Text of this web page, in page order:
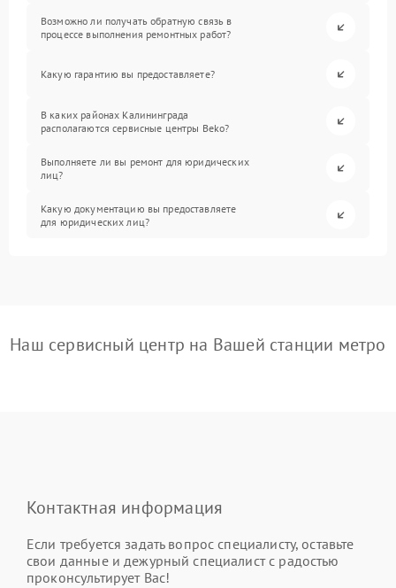
Возможно ли получать обратную связь в
процессе выполнения ремонтных работ?
Какую гарантию вы предоставляете?
В каких районах Калининграда
располагаются сервисные центры Beko?
Выполняете ли вы ремонт для юридических
лиц?
Какую документацию вы предоставляете
для юридических лиц?
Наш сервисный центр на Вашей станции метро
Контактная информация
Если требуется задать вопрос специалисту, оставьте
свои данные и дежурный специалист с радостью
проконсультирует Вас!